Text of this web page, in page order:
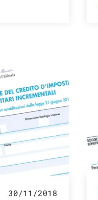
30/11/2018